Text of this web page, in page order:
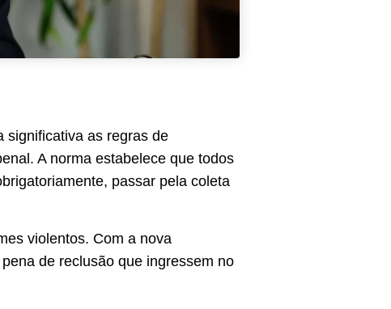
significativa as regras de
A norma estabelece que todos
passar pela coleta
violentos. Com a nova
de reclusão que ingressem no